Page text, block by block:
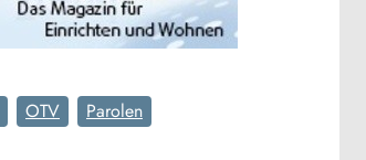
OTV
Parolen